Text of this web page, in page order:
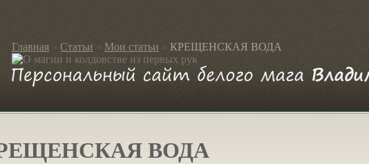
Главная » Статьи » Мои статьи » КРЕЩЕНСКАЯ ВОДА
ВОДА